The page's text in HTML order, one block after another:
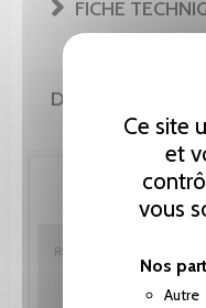
Ce site
et
vous
Nos
Autre
FICHE
DE MÊME